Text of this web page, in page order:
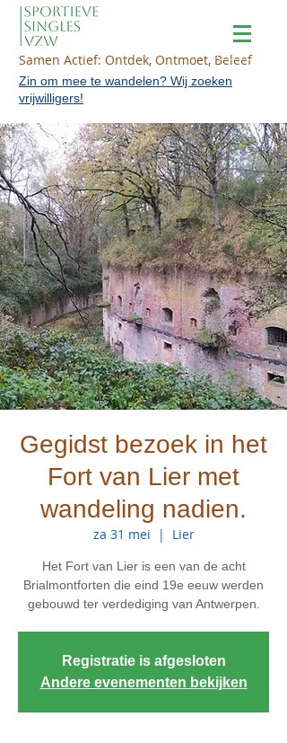
Samen Actief: Ontdek, Ontmoet, Beleef
Zin om mee te wandelen? Wij zoeken
vrijwilligers!
Gegidst bezoek in het
Fort van Lier met
wandeling nadien.
za 31 mei
  |
Lier
Het Fort van Lier is een van de acht
Brialmontforten die eind 19e eeuw werden
gebouwd ter verdediging van Antwerpen.
Registratie is afgesloten
Andere evenementen bekijken